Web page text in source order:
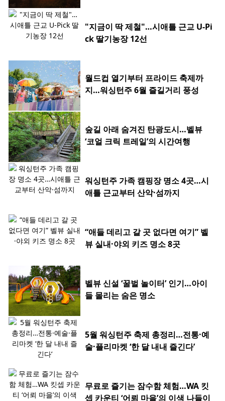
"지금이 딱 제철"…시애틀 근교 U-Pi
ck 딸기농장 12선
월드컵 열기부터 프라이드 축제까
지…워싱턴주 6월 즐길거리 풍성
숲길 아래 숨겨진 탄광도시…벨뷰
‘코얼 크릭 트레일’의 시간여행
워싱턴주 가족 캠핑장 명소 4곳…시
애틀 근교부터 산악·섬까지
“애들 데리고 갈 곳 없다면 여기” 벨
뷰 실내·야외 키즈 명소 8곳
벨뷰 신설 ‘꿀벌 놀이터’ 인기…아이
들 몰리는 숨은 명소
5월 워싱턴주 축제 총정리…전통·예
술·플리마켓 ‘한 달 내내 즐긴다’
무료로 즐기는 잠수함 체험…WA 킷
셉 카운티 ‘어뢰 마을’의 이색 나들이